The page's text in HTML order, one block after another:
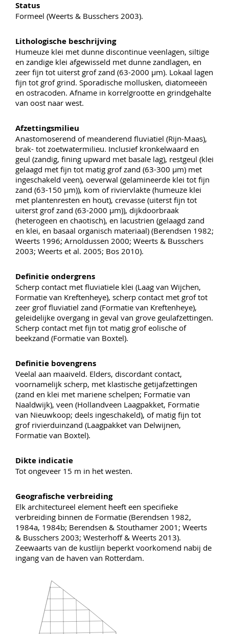
Status
Formeel (Weerts & Busschers 2003).
Lithologische beschrijving
Humeuze klei met dunne discontinue veenlagen, siltige
en zandige klei afgewisseld met dunne zandlagen, en
zeer fijn tot uiterst grof zand (63-2000 µm). Lokaal lagen
fijn tot grof grind. Sporadische mollusken, diatomeeën
en ostracoden. Afname in korrelgrootte en grindgehalte
van oost naar west.
Afzettingsmilieu
Anastomoserend of meanderend fluviatiel (Rijn-Maas),
brak- tot zoetwatermilieu. Inclusief kronkelwaard en
geul (zandig, fining upward met basale lag), restgeul (klei
gelaagd met fijn tot matig grof zand (63-300 µm) met
ingeschakeld veen), oeverwal (gelamineerde klei tot fijn
zand (63-150 µm)), kom of riviervlakte (humeuze klei
met plantenresten en hout), crevasse (uiterst fijn tot
uiterst grof zand (63-2000 µm)), dijkdoorbraak
(heterogeen en chaotisch), en lacustrien (gelaagd zand
en klei, en basaal organisch materiaal) (Berendsen 1982;
Weerts 1996; Arnoldussen 2000; Weerts & Busschers
2003; Weerts et al. 2005; Bos 2010).
Definitie ondergrens
Scherp contact met fluviatiele klei (Laag van Wijchen,
Formatie van Kreftenheye), scherp contact met grof tot
zeer grof fluviatiel zand (Formatie van Kreftenheye),
geleidelijke overgang in geval van grove geulafzettingen.
Scherp contact met fijn tot matig grof eolische of
beekzand (Formatie van Boxtel).
Definitie bovengrens
Veelal aan maaiveld. Elders, discordant contact,
voornamelijk scherp, met klastische getijafzettingen
(zand en klei met mariene schelpen; Formatie van
Naaldwijk), veen (Hollandveen Laagpakket, Formatie
van Nieuwkoop; deels ingeschakeld), of matig fijn tot
grof rivierduinzand (Laagpakket van Delwijnen,
Formatie van Boxtel).
Dikte indicatie
Tot ongeveer 15 m in het westen.
Geografische verbreiding
Elk architectureel element heeft een specifieke
verbreiding binnen de Formatie (Berendsen 1982,
1984a, 1984b; Berendsen & Stouthamer 2001; Weerts
& Busschers 2003; Westerhoff & Weerts 2013).
Zeewaarts van de kustlijn beperkt voorkomend nabij de
ingang van de haven van Rotterdam.